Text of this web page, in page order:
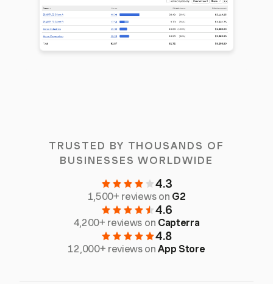
TRUSTED BY THOUSANDS OF
BUSINESSES WORLDWIDE
4.3
1,500+ reviews on G2
4.6
4,200+ reviews on Capterra
4.8
12,000+ reviews onApp Store